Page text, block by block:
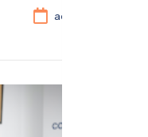
août 11, 2025